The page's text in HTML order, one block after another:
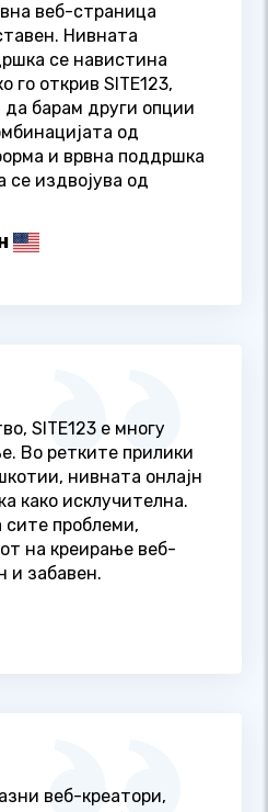
веб-страница
Нивната
се навистина
го открив SITE123,
барам други опции
од
и врвна поддршка
се издвојува од
SITE123 е многу
Во ретките прилики
нивната онлајн
како исклучителна.
сите проблеми,
на креирање веб-
и забавен.
веб-креатори,